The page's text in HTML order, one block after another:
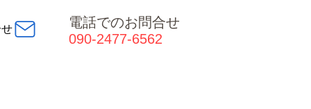
電話でのお問合せ
090-2477-6562